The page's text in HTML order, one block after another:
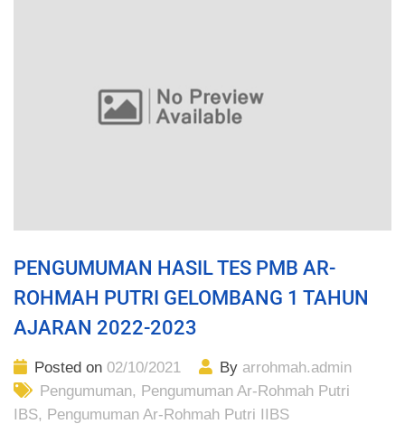
PENGUMUMAN HASIL TES PMB AR-
ROHMAH PUTRI GELOMBANG 1 TAHUN
AJARAN 2022-2023
Posted on 02/10/2021 By arrohmah.admin
Pengumuman, Pengumuman Ar-Rohmah Putri
IBS, Pengumuman Ar-Rohmah Putri IIBS